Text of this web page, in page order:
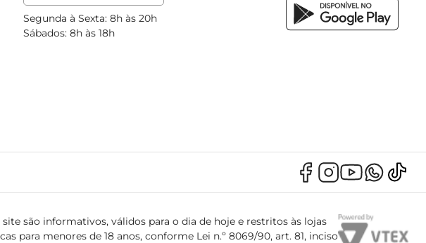
Segunda à Sexta: 8h às 20h
Sábados: 8h às 18h
são informativos, válidos para o dia de hoje e restritos às lojas
para menores de 18 anos, conforme Lei n.º 8069/90, art. 81, inciso